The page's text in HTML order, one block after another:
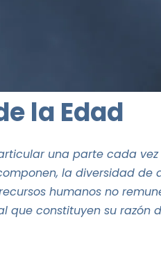
la Edad
una parte cada
la diversidad de
humanos no
constituyen su razón